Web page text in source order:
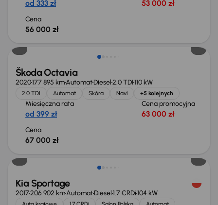
od 333 zł 53 000 zł
Cena
56 000 zł
Škoda Octavia
2020177 895 kmAutomatDiesel2.0 TDI110 kW
2.0 TDI Automat Skóra Navi +5 kolejnych
Miesięczna rata
od 399 zł
Cena promocyjna
63 000 zł
Cena
67 000 zł
Kia Sportage
2017206 902 kmAutomatDiesel1.7 CRDi104 kW